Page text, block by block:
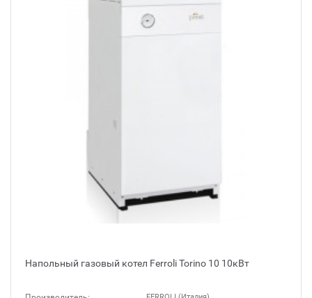
Напольный газовый котел Ferroli Torino 10 10кВт